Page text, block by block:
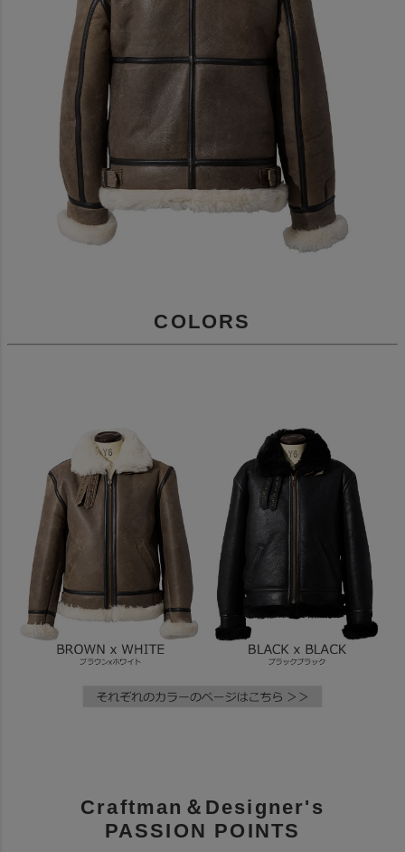
COLORS
Craftman＆Designer's
PASSION POINTS